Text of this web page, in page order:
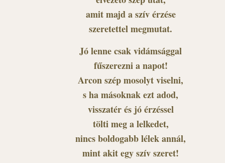
amit majd a szív érzése
szeretettel megmutat.
Jó lenne csak vidámsággal
fűszerezni a napot!
Arcon szép mosolyt viselni,
s ha másoknak ezt adod,
visszatér és jó érzéssel
tölti meg a lelkedet,
nincs boldogabb lélek annál,
mint akit egy szív szeret!